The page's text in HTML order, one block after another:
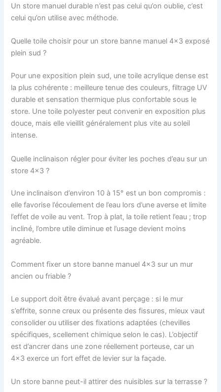
Un store manuel durable n’est pas celui qu’on oublie, c’est
celui qu’on utilise avec méthode.
Quelle toile choisir pour un store banne manuel 4×3 exposé
plein sud ?
Pour une exposition plein sud, une toile acrylique dense est
la plus cohérente : meilleure tenue des couleurs, filtrage UV
durable et sensation thermique plus confortable sous le
store. Une toile polyester peut convenir en exposition plus
douce, mais elle vieillit généralement plus vite au soleil
intense.
Quelle inclinaison régler pour éviter les poches d’eau sur un
store 4×3 ?
Une inclinaison d’environ 10 à 15° est un bon compromis :
elle favorise l’écoulement de l’eau lors d’une averse et limite
l’effet de voile au vent. Trop à plat, la toile retient l’eau ; trop
incliné, l’ombre utile diminue et l’usage devient moins
agréable.
Comment fixer un store banne manuel 4×3 sur un mur
ancien ou friable ?
Le support doit être évalué avant perçage : si le mur
s’effrite, sonne creux ou présente des fissures, mieux vaut
consolider ou utiliser des fixations adaptées (chevilles
spécifiques, scellement chimique selon le cas). L’objectif
est d’ancrer dans une zone réellement porteuse, car un
4×3 exerce un fort effet de levier sur la façade.
Un store banne peut-il attirer des nuisibles sur la terrasse ?